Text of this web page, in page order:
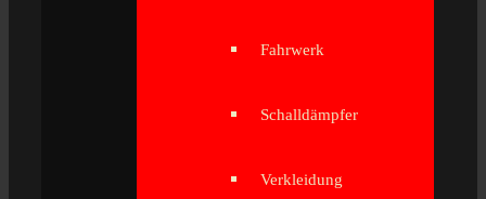
Fahrwerk
Schalldämpfer
Verkleidung